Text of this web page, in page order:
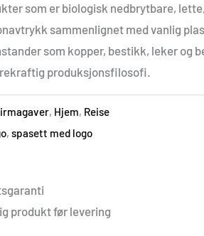
som er biologisk nedbrytbare,
sammenlignet med vanlig
som kopper, bestikk, leker og
produksjonsfilosofi.
, Hjem, Reise
, spasett med logo
produkt før levering